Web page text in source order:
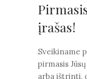
įrašas!
Sveikiname
pirmasis
arba ištrinti,